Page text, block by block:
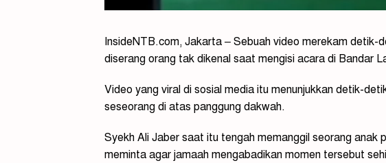
InsideNTB.com, Jakarta – Sebuah video merekam detik-
diserang orang tak dikenal saat mengisi acara di Bandar
Video yang viral di sosial media itu menunjukkan detik-
seseorang di atas panggung dakwah.
Syekh Ali Jaber saat itu tengah memanggil seorang anak
meminta agar jamaah mengabadikan momen tersebut